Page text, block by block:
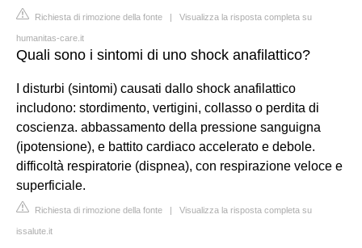
Richiesta di rimozione della fonte | Visualizza la risposta completa su
humanitas-care.it
Quali sono i sintomi di uno shock anafilattico?
I disturbi (sintomi) causati dallo shock anafilattico
includono: stordimento, vertigini, collasso o perdita di
coscienza. abbassamento della pressione sanguigna
(ipotensione), e battito cardiaco accelerato e debole.
difficoltà respiratorie (dispnea), con respirazione veloce e
superficiale.
Richiesta di rimozione della fonte | Visualizza la risposta completa su
issalute.it